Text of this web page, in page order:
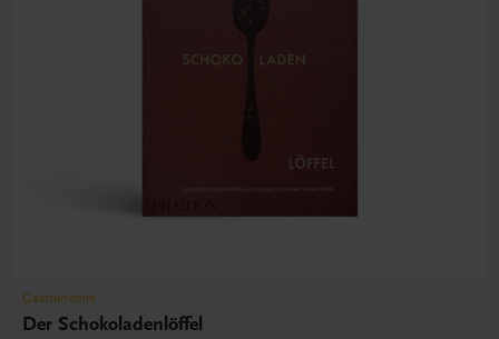
Gastronomie
Der Schokoladenlöffel